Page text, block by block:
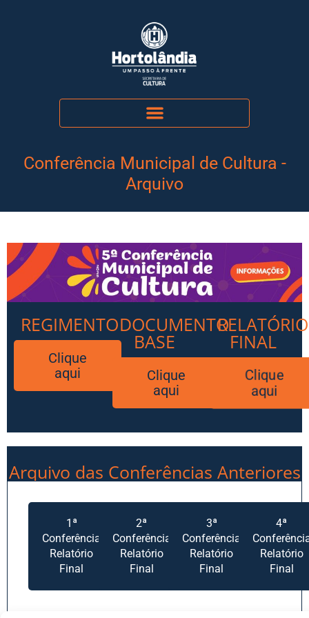
Conferência Municipal de Cultura -
Arquivo
REGIMENTO
Clique
aqui
DOCUMENTO
BASE
Clique
aqui
RELATÓRIO
FINAL
Clique
aqui
Arquivo das Conferências Anteriores
1ª
Conferência
Relatório
Final
2ª
Conferência
Relatório
Final
3ª
Conferência
Relatório
Final
4ª
Relatório
Final